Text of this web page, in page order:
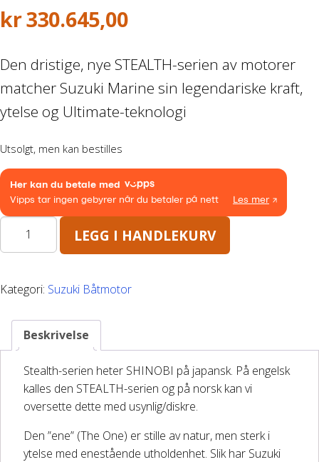
Skaphenger
HAGE/SKOG
Stihl -Skog og Hage
Toro Snøfres
DELER OG TILBEHØR
Batteriladere
GIVI – Bagasjesystem for MC
kr330.645,00
Den dristige, nye STEALTH-serien av motorer
matcher Suzuki Marine sin legendariske kraft,
ytelse og Ultimate-teknologi
Utsolgt, men kan bestilles
LEGG I HANDLEKURV
Kategori: Suzuki Båtmotor
Beskrivelse
Stealth-serien heter SHINOBI på japansk. På engelsk
kalles den STEALTH-serien og på norsk kan vi
oversette dette med usynlig/diskre.
Den ”ene” (The One) er stille av natur, men sterk i
ytelse med enestående utholdenhet. Slik har Suzuki